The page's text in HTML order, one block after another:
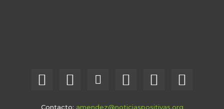
Contacto: amendez@noticiaspositivas.org